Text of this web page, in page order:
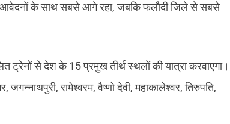
के साथ सबसे आगे रहा, जबकि फलौदी जिले से सबसे
ट्रेनों से देश के 15 प्रमुख तीर्थ स्थलों की यात्रा करवाएगा।
जगन्नाथपुरी, रामेश्वरम, वैष्णो देवी, महाकालेश्वर, तिरुपति,